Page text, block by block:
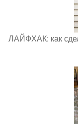
ЛАЙФХАК: как